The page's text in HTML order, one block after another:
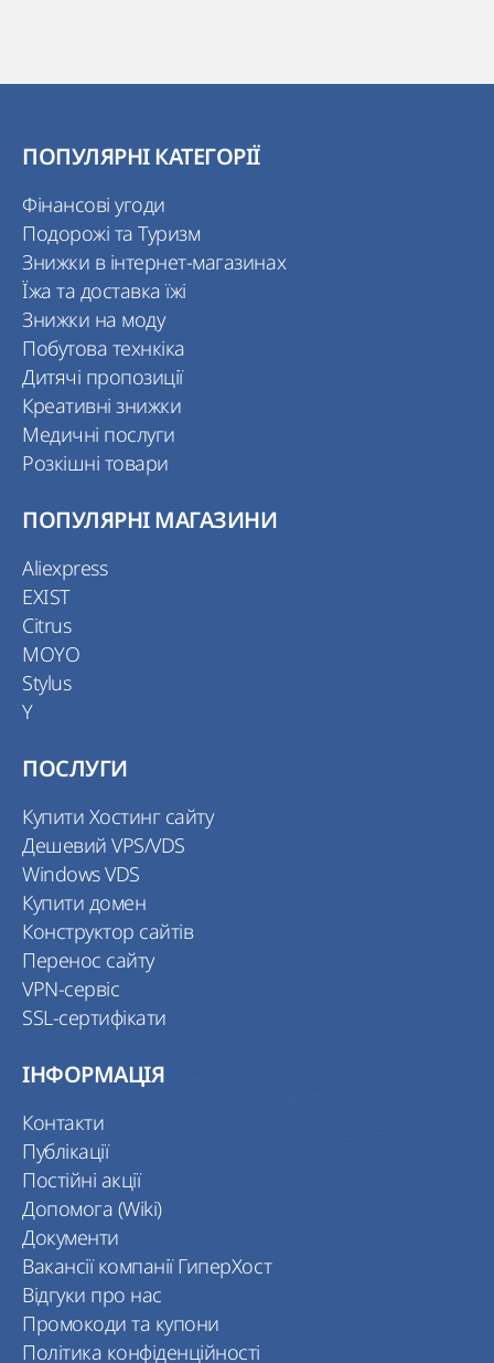
ПОПУЛЯРНІ КАТЕГОРІЇ
Фінансові угоди
Подорожі та Туризм
Знижки в інтернет-магазинах
Їжа та доставка їжі
Знижки на моду
Побутова технкіка
Дитячі пропозиції
Креативні знижки
Медичні послуги
Розкішні товари
ПОПУЛЯРНІ МАГАЗИНИ
Aliexpress
EXIST
Citrus
MOYO
Stylus
Y
ПОСЛУГИ
Купити Хостинг сайту
Дешевий VPS/VDS
Windows VDS
Купити домен
Конструктор сайтів
Перенос сайту
VPN-сервіс
SSL-сертифікати
ІНФОРМАЦІЯ
Контакти
Публікації
Постійні акції
Допомога (Wiki)
Документи
Вакансії компанії ГиперХост
Відгуки про нас
Промокоди та купони
Політика конфіденційності